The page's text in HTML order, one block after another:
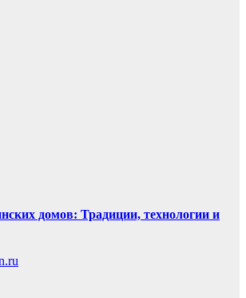
домов: Традиции, технологии и